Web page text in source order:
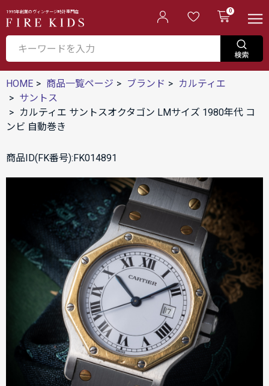
1995年創業のヴィンテージ時計専門店 0
HOME 商品一覧ページ ブランド
カルティエ
サントス
カルティエ サントスオクタゴン LMサイズ 1980年代 コ
ンビ 自動巻き
商品ID(FK番号):FK014891